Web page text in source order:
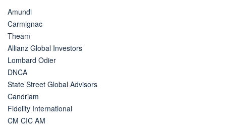
Amundi
Carmignac
Theam
Allianz Global Investors
Lombard Odier
DNCA
State Street Global Advisors
Candriam
Fidelity International
CM CIC AM